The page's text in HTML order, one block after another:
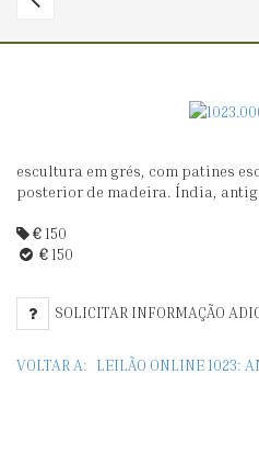
〈€
FIGURA
escultura em grés, com patines
posterior de madeira. Índia,
€150
€150
SOLICITAR INFORMAÇÃO
VOLTAR A: LEILÃO ONLINE 1023: